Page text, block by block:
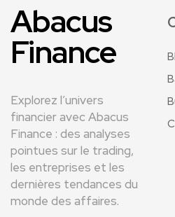
Abacus
Finance
Explorez l’univers
financier avec Abacus
Finance : des analyses
pointues sur le trading,
les entreprises et les
dernières tendances du
monde des affaires.